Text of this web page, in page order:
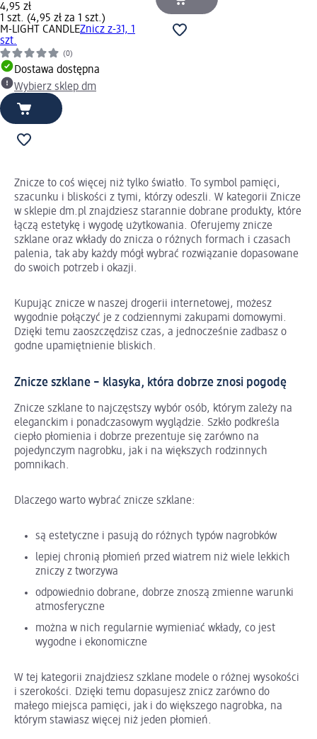
4,95 zł
1 szt. (4,95 zł za 1 szt.)
M-LIGHT CANDLEZnicz z-31, 1
szt.
(0)
Dostawa dostępna
Wybierz sklep dm
Znicze to coś więcej niż tylko światło. To symbol pamięci,
szacunku i bliskości z tymi, którzy odeszli. W kategorii Znicze
w sklepie dm.pl znajdziesz starannie dobrane produkty, które
łączą estetykę i wygodę użytkowania. Oferujemy znicze
szklane oraz wkłady do znicza o różnych formach i czasach
palenia, tak aby każdy mógł wybrać rozwiązanie dopasowane
do swoich potrzeb i okazji.
Kupując znicze w naszej drogerii internetowej, możesz
wygodnie połączyć je z codziennymi zakupami domowymi.
Dzięki temu zaoszczędzisz czas, a jednocześnie zadbasz o
godne upamiętnienie bliskich.
Znicze szklane – klasyka, która dobrze znosi pogodę
Znicze szklane to najczęstszy wybór osób, którym zależy na
eleganckim i ponadczasowym wyglądzie. Szkło podkreśla
ciepło płomienia i dobrze prezentuje się zarówno na
pojedynczym nagrobku, jak i na większych rodzinnych
pomnikach.
Dlaczego warto wybrać znicze szklane:
są estetyczne i pasują do różnych typów nagrobków
lepiej chronią płomień przed wiatrem niż wiele lekkich
zniczy z tworzywa
odpowiednio dobrane, dobrze znoszą zmienne warunki
atmosferyczne
można w nich regularnie wymieniać wkłady, co jest
wygodne i ekonomiczne
W tej kategorii znajdziesz szklane modele o różnej wysokości
i szerokości. Dzięki temu dopasujesz znicz zarówno do
małego miejsca pamięci, jak i do większego nagrobka, na
którym stawiasz więcej niż jeden płomień.